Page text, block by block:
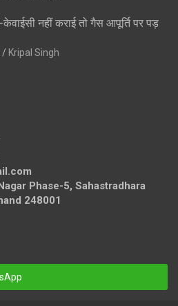
नहीं कराई तो गैस आपूर्ति पर पड़
Kripal Singh
Phase-5, Sahastradhara
248001